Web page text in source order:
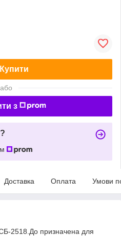
Купити
або
з
Доставка Оплата Умови
2518.До призначена для